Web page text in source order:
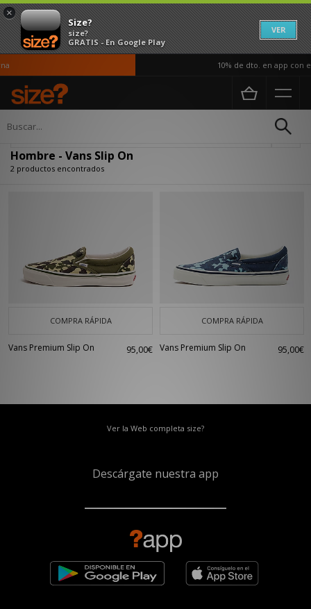
×
Size?
size?
GRATIS - En Google Play
VER
10% de dto. en app con el
Página principal
Hombre - Vans Slip On
2 productos encontrados
COMPRA RÁPIDA
Vans Premium Slip On 95,00€
COMPRA RÁPIDA
Vans Premium Slip On 95,00€
Ver la Web completa size?
Descárgate nuestra app